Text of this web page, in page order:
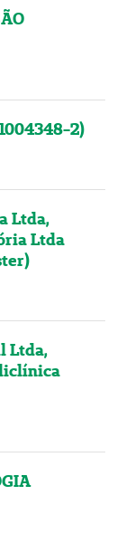
2)
Ltda,
Ltda
Ltda,